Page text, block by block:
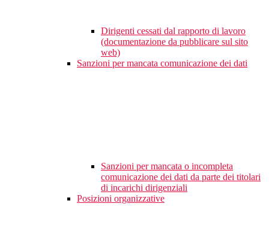
Dirigenti cessati dal rapporto di lavoro
(documentazione da pubblicare sul sito
web)
Sanzioni per mancata comunicazione dei dati
Sanzioni per mancata o incompleta
comunicazione dei dati da parte dei titolari
di incarichi dirigenziali
Posizioni organizzative